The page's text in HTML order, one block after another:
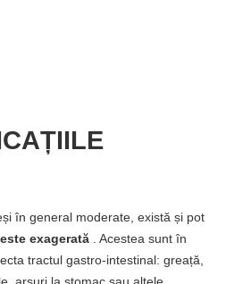
în general moderate, există și pot
exagerată . Acestea sunt în
tractul gastro-intestinal: greață,